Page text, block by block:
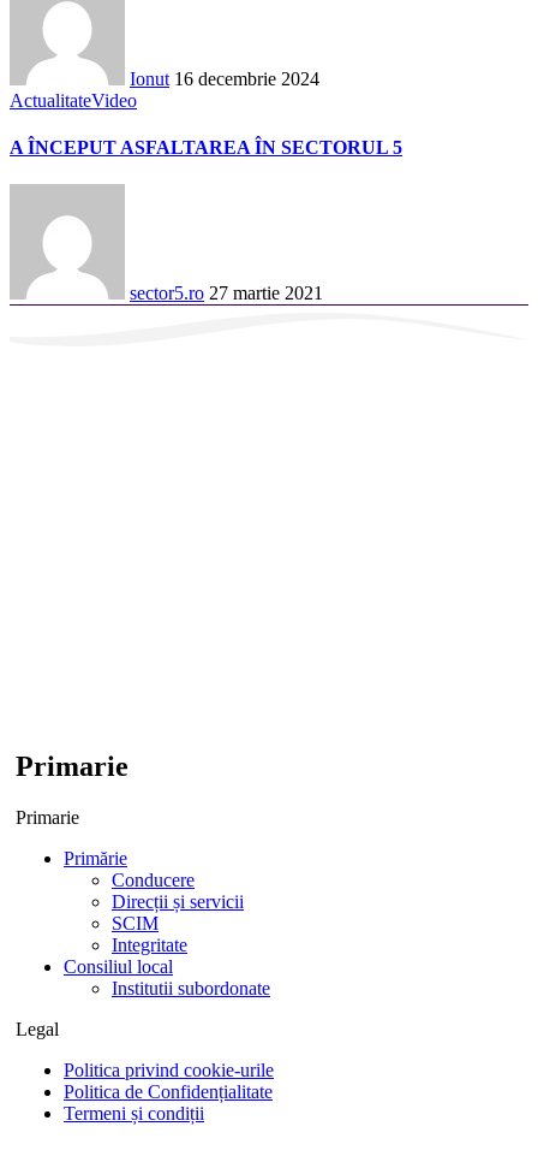
Ionut 16 decembrie 2024
ActualitateVideo
A ÎNCEPUT ASFALTAREA ÎN SECTORUL 5
sector5.ro 27 martie 2021
Primarie
Primarie
Primărie
Conducere
Direcții și servicii
SCIM
Integritate
Consiliul local
Institutii subordonate
Legal
Politica privind cookie-urile
Politica de Confidențialitate
Termeni și condiții